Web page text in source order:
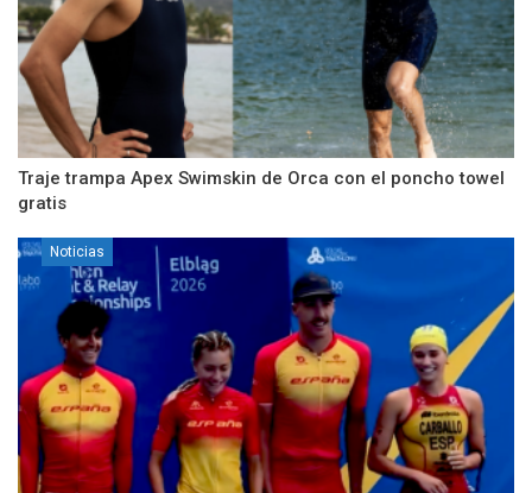
Traje trampa Apex Swimskin de Orca con el poncho towel
gratis
Noticias